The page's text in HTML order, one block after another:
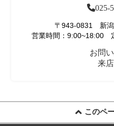
025-
〒943-0831 新潟
営業時間：9:00~18:00
お問
来
このペ